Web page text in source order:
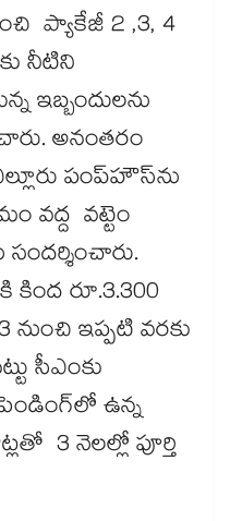
ప్యాకేజీ 2 ,3, 4
నీటిని
ఇబ్బందులను
అనంతరం
పంప్‌‌‌‌హౌస్‌‌‌‌ను
వద్ద వట్టెం
రూ.3.300
నుంచి ఇప్పటి వరకు
సీఎంకు
ఉన్న
3 నెలల్లో పూర్తి